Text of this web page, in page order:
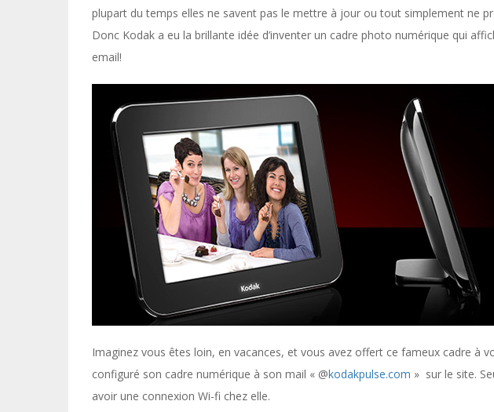
plupart du temps elles ne savent pas le mettre à jour ou tout simplement ne
Donc Kodak a eu la brillante idée d’inventer un cadre photo numérique qui
email!
Imaginez vous êtes loin, en vacances, et vous avez offert ce fameux cadre à
configuré son cadre numérique à son mail « @kodakpulse.com » sur le site.
avoir une connexion Wi-fi chez elle.